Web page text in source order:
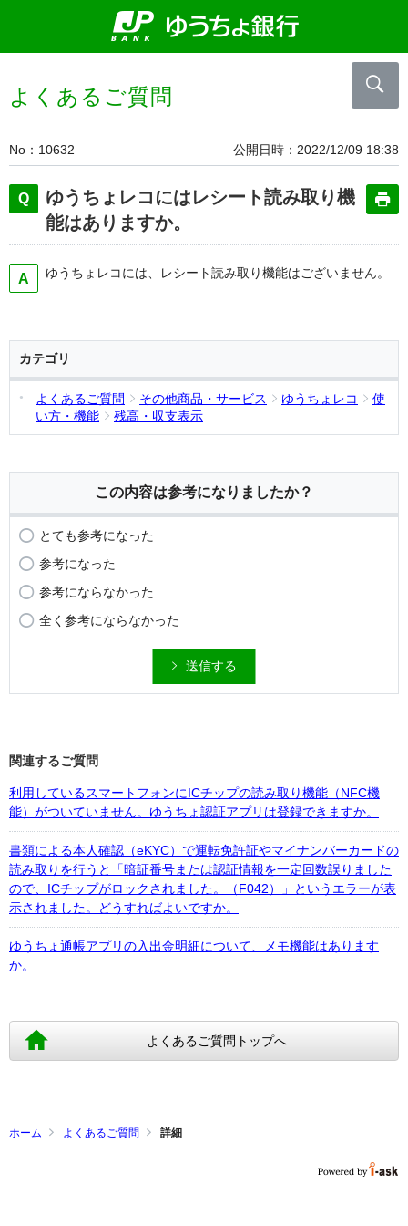
よくあるご質問
No 10632 公開日時 2022/12/09 18:38
ゆうちょレコにはレシート読み取り機
能はありますか。
ゆうちょレコには、レシート読み取り機能はございません。
カテゴリ
よくあるご質問 その他商品・サービス ゆうちょレコ
使
い方・機能
残高・収支表示
この内容は参考になりましたか？
とても参考になった
参考になった
参考にならなかった
全く参考にならなかった
送信する
関連するご質問
利用しているスマートフォンにICチップの読み取り機能（NFC機
能）がついていません。ゆうちょ認証アプリは登録できますか。
書類による本人確認（eKYC）で運転免許証やマイナンバーカードの
読み取りを行うと「暗証番号または認証情報を一定回数誤りました
ので、ICチップがロックされました。（F042）」というエラーが表
示されました。どうすればよいですか。
ゆうちょ通帳アプリの入出金明細について、メモ機能はあります
か。
よくあるご質問トップへ
ホーム よくあるご質問 詳細